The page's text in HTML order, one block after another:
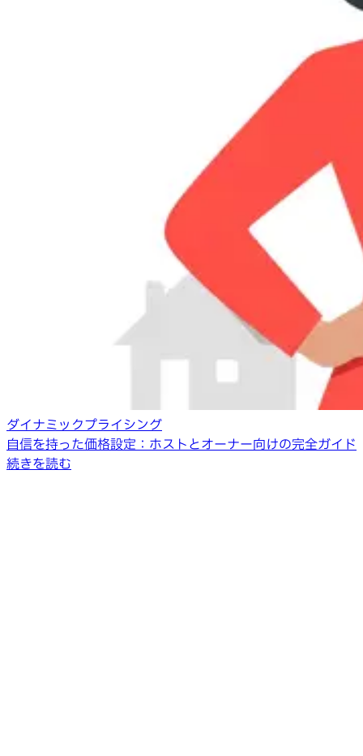
ダイナミックプライシング
自信を持った価格設定：ホストとオーナー向けの完全ガイド
続きを読む